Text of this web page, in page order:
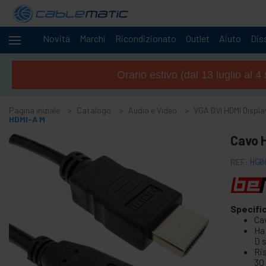
Novità Marchi Ricondizionato Outlet Aiuto
Cavi +
Racks
server
e
Video
Accessori di audio e video
Accessori GoPro
Wireless Audio Tour
CCTV Camera e accessórios
Schermi Proiezione
+
+
Orario estivo (dal 13 luglio al
Pagina iniziale Catalogo Audio e Video VGA DVI HDMI
HDMI-A M
Cavo
REF:
D